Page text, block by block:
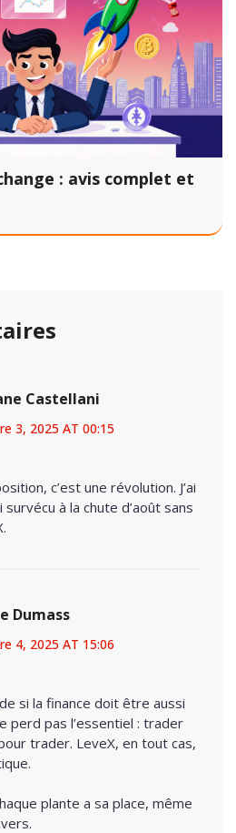
: avis complet et
Castellani
3, 2025 AT 00:15
c’est une révolution. J’ai
à la chute d’août sans
Dumass
4, 2025 AT 15:06
si la finance doit être aussi
perd pas l’essentiel : trader
trader. LeveX, en tout cas,
plante a sa place, même